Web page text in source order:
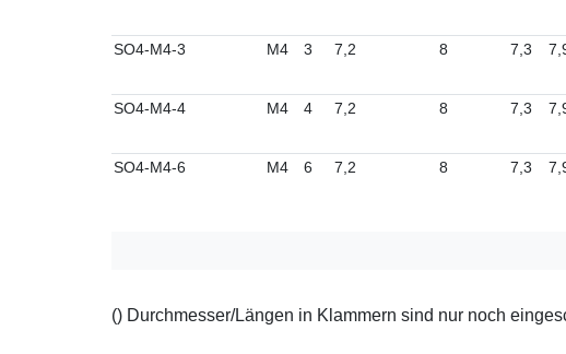
SO4-M4-3 M4 3 7,2 8 7,3
SO4-M4-4 M4 4 7,2 8 7,3
SO4-M4-6 M4 6 7,2 8 7,3
() Durchmesser/Längen in Klammern sind nur noch